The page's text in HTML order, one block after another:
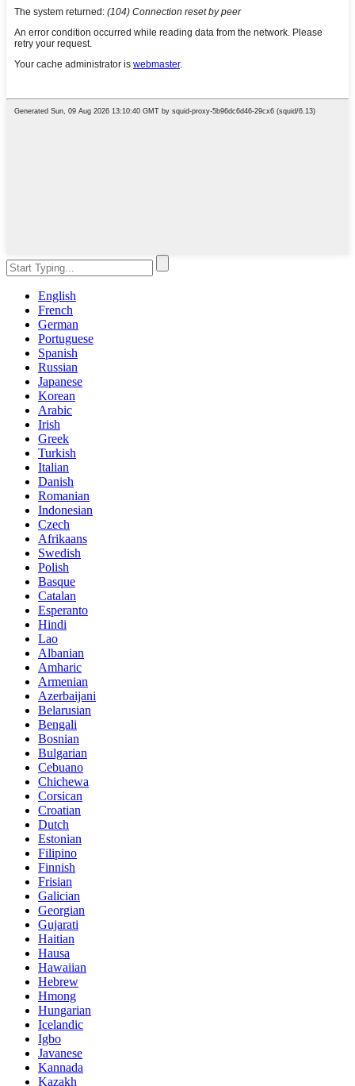
English
French
German
Portuguese
Spanish
Russian
Japanese
Korean
Arabic
Irish
Greek
Turkish
Italian
Danish
Romanian
Indonesian
Czech
Afrikaans
Swedish
Polish
Basque
Catalan
Esperanto
Hindi
Lao
Albanian
Amharic
Armenian
Azerbaijani
Belarusian
Bengali
Bosnian
Bulgarian
Cebuano
Chichewa
Corsican
Croatian
Dutch
Estonian
Filipino
Finnish
Frisian
Galician
Georgian
Gujarati
Haitian
Hausa
Hawaiian
Hebrew
Hmong
Hungarian
Icelandic
Igbo
Javanese
Kannada
Kazakh